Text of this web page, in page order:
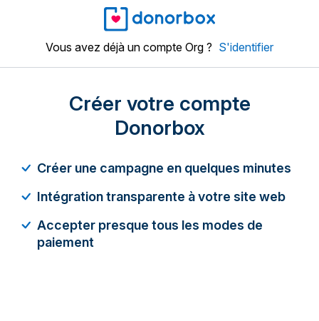
Vous avez déjà un compte Org ? S'identifier
Créer votre compte
Donorbox
Créer une campagne en quelques minutes
Intégration transparente à votre site web
Accepter presque tous les modes de
paiement